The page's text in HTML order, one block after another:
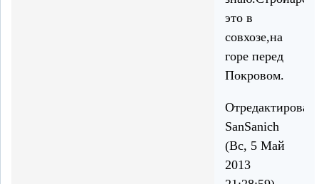
это в
совхозе,на
горе перед
Покровом.
SanSanich
(Вс, 5 Май
2013